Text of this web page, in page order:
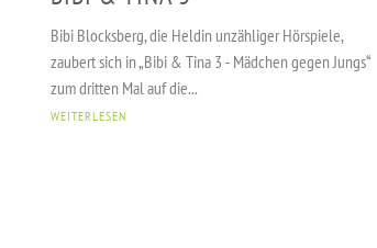
Bibi Blocksberg, die Heldin unzähliger Hörspiele,
zaubert sich in „Bibi & Tina 3 - Mädchen gegen Jungs“
zum dritten Mal auf die...
WEITERLESEN